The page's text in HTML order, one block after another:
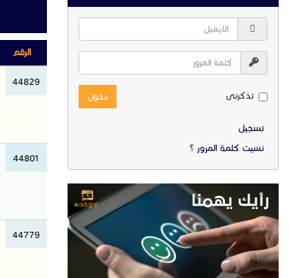
تذكرنى دخول
تسجيل
نسيت كلمة المرور ؟
الرقم
44829
44801
44779